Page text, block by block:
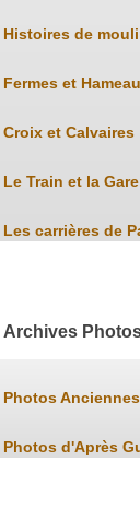
Histoires de
Fermes et
Croix et Calvaires
Le Train et la Gare
Les carrières de
Archives
Photos Anciennes
Photos d'Après